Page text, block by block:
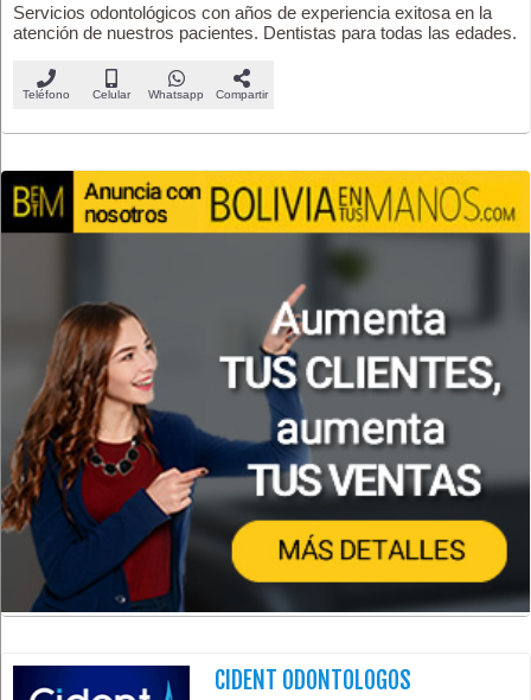
Servicios odontológicos con años de experiencia exitosa en la
atención de nuestros pacientes. Dentistas para todas las edades.
Teléfono Celular Whatsapp Compartir
CIDENT ODONTOLOGOS